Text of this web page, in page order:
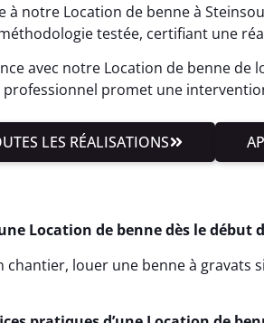
à notre Location de benne à
testée, certifiant une
avec notre Location de benne de
promet une
LES RÉALISATIONS
Location de benne dès le début
chantier, louer une benne à gravats